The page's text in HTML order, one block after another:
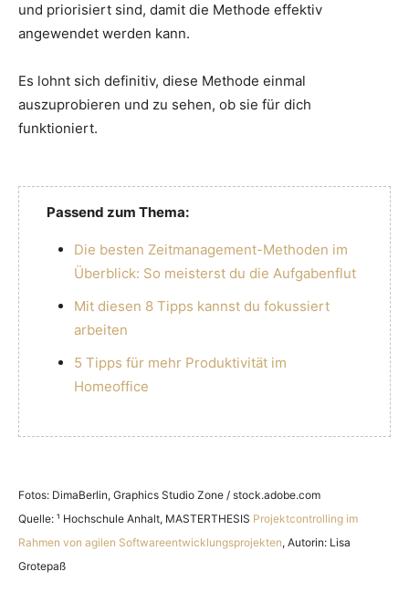
und priorisiert sind, damit die Methode effektiv
angewendet werden kann.
Es lohnt sich definitiv, diese Methode einmal
auszuprobieren und zu sehen, ob sie für dich
funktioniert.
Passend zum Thema:
Die besten Zeitmanagement-Methoden im
Überblick: So meisterst du die Aufgabenflut
Mit diesen 8 Tipps kannst du fokussiert
arbeiten
5 Tipps für mehr Produktivität im
Homeoffice
Fotos: DimaBerlin, Graphics Studio Zone / stock.adobe.com
Quelle: ¹ Hochschule Anhalt, MASTERTHESIS Projektcontrolling im
Rahmen von agilen Softwareentwicklungsprojekten, Autorin: Lisa
Grotepaß